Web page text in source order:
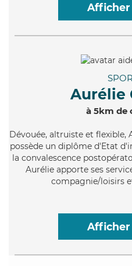
Aurélie
à 5km de
Dévouée, altruiste et flexible,
possède un diplôme d'Etat
la convalescence
Aurélie apporte ses
compagnie/loisirs
Afficher